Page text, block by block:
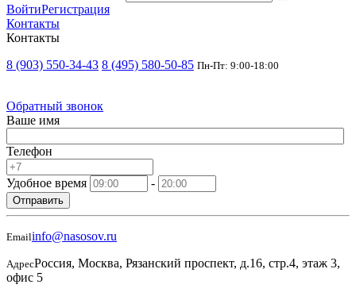
ВойтиРегистрация
Контакты
Контакты
8 (903) 550-34-43 8 (495) 580-50-85 Пн-Пт: 9:00-18:00
Обратный звонок
Ваше имя
Телефон
Удобное время -
Отправить
Emailinfo@nasosov.ru
АдресРоссия, Москва, Рязанский проспект, д.16, стр.4, этаж 3,
офис 5